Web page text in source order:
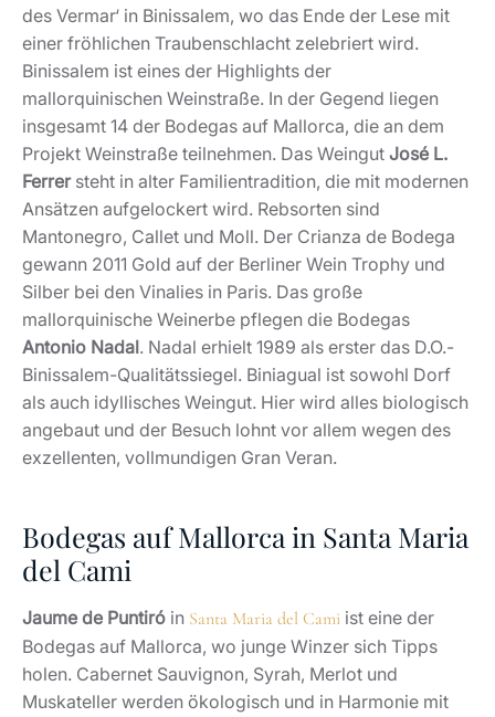
des Vermar‘ in Binissalem, wo das Ende der Lese mit
einer fröhlichen Traubenschlacht zelebriert wird.
Binissalem ist eines der Highlights der
mallorquinischen Weinstraße. In der Gegend liegen
insgesamt 14 der Bodegas auf Mallorca, die an dem
Projekt Weinstraße teilnehmen. Das Weingut José L.
Ferrer steht in alter Familientradition, die mit modernen
Ansätzen aufgelockert wird. Rebsorten sind
Mantonegro, Callet und Moll. Der Crianza de Bodega
gewann 2011 Gold auf der Berliner Wein Trophy und
Silber bei den Vinalies in Paris. Das große
mallorquinische Weinerbe pflegen die Bodegas
Antonio Nadal. Nadal erhielt 1989 als erster das D.O.-
Binissalem-Qualitätssiegel. Biniagual ist sowohl Dorf
als auch idyllisches Weingut. Hier wird alles biologisch
angebaut und der Besuch lohnt vor allem wegen des
exzellenten, vollmundigen Gran Veran.
Bodegas auf Mallorca in Santa Maria
del Cami
Jaume de Puntiró in Santa Maria del Cami ist eine der
Bodegas auf Mallorca, wo junge Winzer sich Tipps
holen. Cabernet Sauvignon, Syrah, Merlot und
Muskateller werden ökologisch und in Harmonie mit